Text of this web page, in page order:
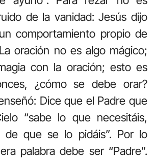
de la vanidad: Jesús dijo
comportamiento propio de
oración no es algo mágico;
con la oración; esto es
¿cómo se debe orar?
Dice que el Padre que
“sabe lo que necesitáis,
de que se lo pidáis”. Por lo
palabra debe ser “Padre”.